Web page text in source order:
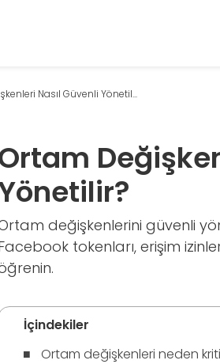
Nasıl Güvenli Yönetil...
değişkenlerini güvenli
tokenları, erişim
İçindekiler
Ortam değişkenleri neden